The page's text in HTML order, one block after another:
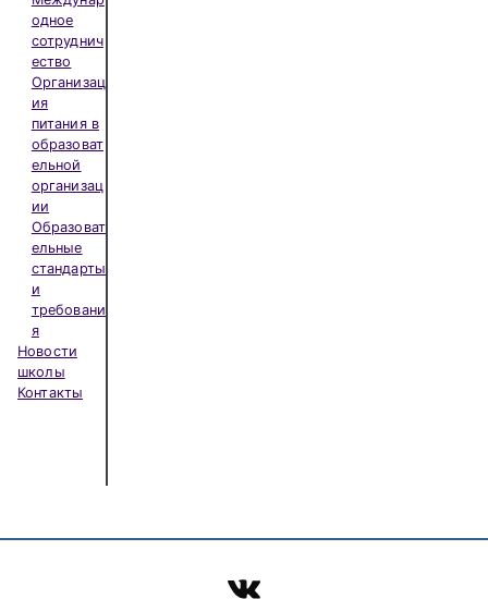
одное
сотруднич
ество
Организац
ия
питания в
образоват
ельной
организац
ии
Образоват
ельные
стандарты
и
требовани
я
Новости
школы
Контакты
ВКонтакте